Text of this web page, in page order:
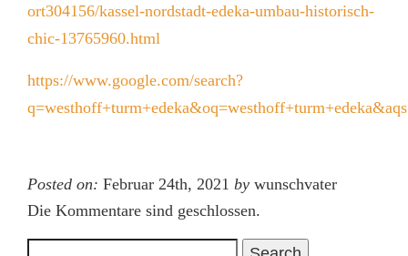
ort304156/kassel-nordstadt-edeka-umbau-historisch-
chic-13765960.html
https://www.google.com/search?
Posted on: Februar 24th, 2021 by wunschvater
Die Kommentare sind geschlossen.